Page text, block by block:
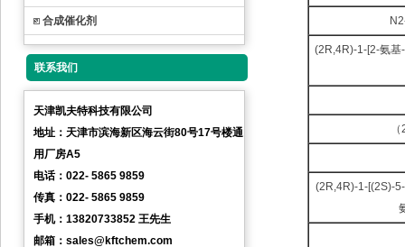
合成催化剂
联系我们
天津凯夫特科技有限公司
地址：天津市滨海新区海云街80号17号楼通
用厂房A5
电话：022- 5865 9859
传真：022- 5865 9859
手机：13820733852 王先生
邮箱：sales@kftchem.com
(2R,4R)-1-[2-氨基
(2R,4R)-1-[(2S)-